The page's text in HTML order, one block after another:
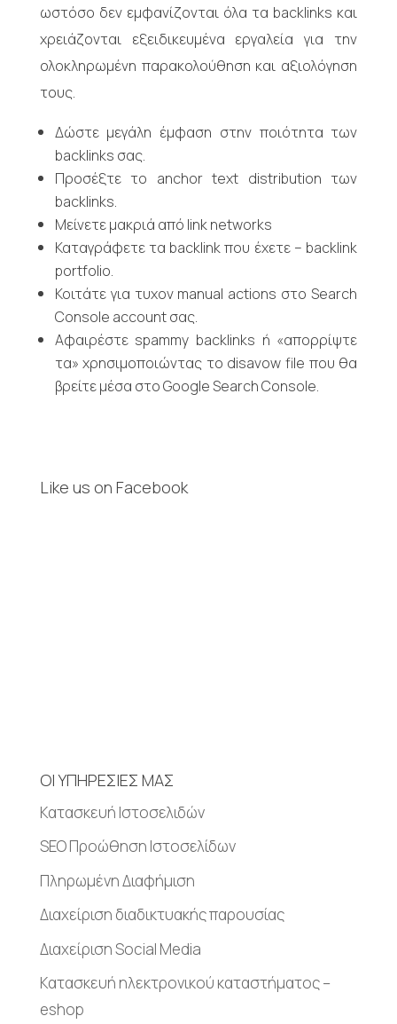
ωστόσο δεν εμφανίζονται όλα τα backlinks και
χρειάζονται εξειδικευμένα εργαλεία για την
ολοκληρωμένη παρακολούθηση και αξιολόγηση
τους.
Δώστε μεγάλη έμφαση στην ποιότητα των
backlinks σας.
Προσέξτε το anchor text distribution των
backlinks.
Μείνετε μακριά από link networks
Καταγράφετε τα backlink που έχετε – backlink
portfolio.
Κοιτάτε για τυχον manual actions στο Search
Console account σας.
Αφαιρέστε spammy backlinks ή «απορρίψτε
τα» χρησιμοποιώντας το disavow file που θα
βρείτε μέσα στο Google Search Console.
Like us on Facebook
ΟΙ ΥΠΗΡΕΣΙΕΣ ΜΑΣ
Κατασκευή Iστοσελιδών
SEO Προώθηση Ιστοσελίδων
Πληρωμένη Διαφήμιση
Διαχείριση διαδικτυακής παρουσίας
Διαχείριση Social Media
Κατασκευή ηλεκτρονικού καταστήματος –
eshop